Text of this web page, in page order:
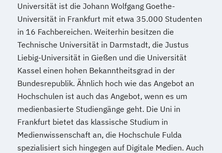
Universität ist die Johann Wolfgang Goethe-
Universität in Frankfurt mit etwa 35.000 Studenten
in 16 Fachbereichen. Weiterhin besitzen die
Technische Universität in Darmstadt, die Justus
Liebig-Universität in Gießen und die Universität
Kassel einen hohen Bekanntheitsgrad in der
Bundesrepublik. Ähnlich hoch wie das Angebot an
Hochschulen ist auch das Angebot, wenn es um
medienbasierte Studiengänge geht. Die Uni in
Frankfurt bietet das klassische Studium in
Medienwissenschaft an, die Hochschule Fulda
spezialisiert sich hingegen auf Digitale Medien. Auch